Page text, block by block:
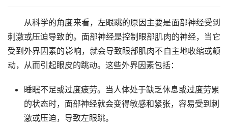
从科学的角度来看，左眼跳的原因主要是面部神经受到
刺激或压迫导致的。面部神经是控制眼部肌肉的神经，当它
受到外界因素的影响，就会导致眼部肌肉不自主地收缩或颤
动，从而引起眼皮的跳动。这些外界因素包括：
睡眠不足或过度疲劳。当人体处于缺乏休息或过度劳累
的状态时，面部神经就会变得敏感和紧张，容易受到刺
激或压迫，导致左眼跳。